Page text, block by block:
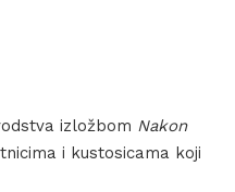
izložbom Nakon
i kustosicama koji